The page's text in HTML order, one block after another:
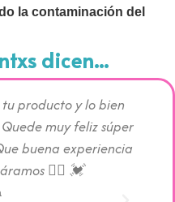
la contaminación del
dicen...
producto y lo bien
muy feliz súper
buena experiencia
👯‍♀️ 💓